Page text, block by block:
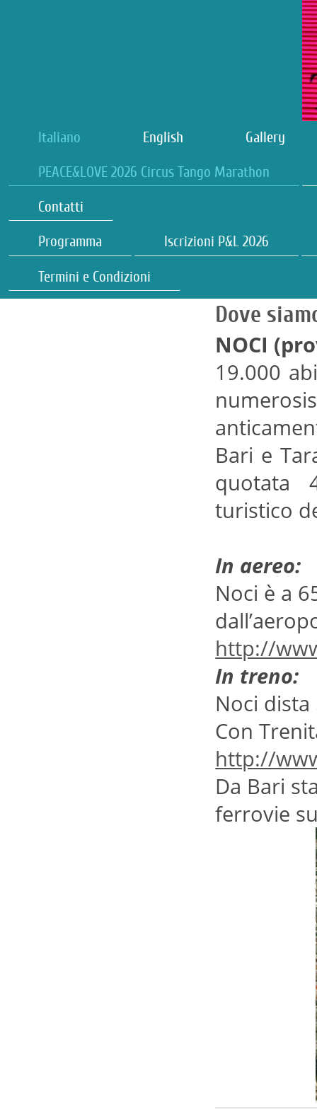
Italiano English
Gallery
PEACE&LOVE 2026 Circus Tango Marathon
Contatti
Programma
Iscrizioni P&L 2026
Termini e Condizioni
Dove
NOCI
19.000
Bari e
quotata
turistico
In aereo:
Noci è a
http://
In treno:
Noci
Con
http://
Da Bari
ferrovie